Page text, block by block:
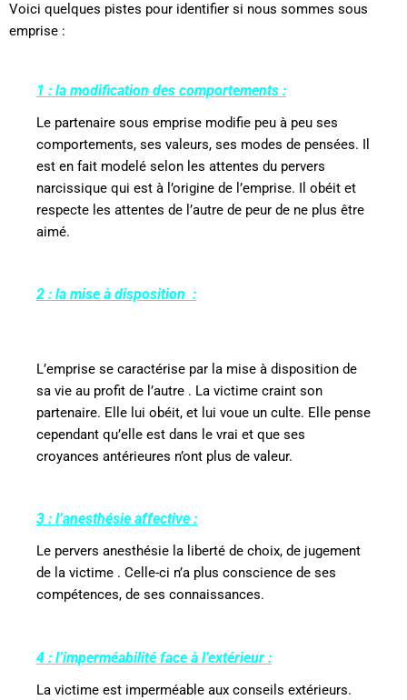
Voici quelques pistes pour identifier si nous sommes sous
emprise :
1 : la modification des comportements :
Le partenaire sous emprise modifie peu à peu ses
comportements, ses valeurs, ses modes de pensées. Il
est en fait modelé selon les attentes du pervers
narcissique qui est à l’origine de l’emprise. Il obéit et
respecte les attentes de l’autre de peur de ne plus être
aimé.
2 : la mise à disposition :
L’emprise se caractérise par la mise à disposition de
sa vie au profit de l’autre . La victime craint son
partenaire. Elle lui obéit, et lui voue un culte. Elle pense
cependant qu’elle est dans le vrai et que ses
croyances antérieures n’ont plus de valeur.
3 : l’anesthésie affective :
Le pervers anesthésie la liberté de choix, de jugement
de la victime . Celle-ci n’a plus conscience de ses
compétences, de ses connaissances.
4 : l’imperméabilité face à l’extérieur :
La victime est imperméable aux conseils extérieurs.